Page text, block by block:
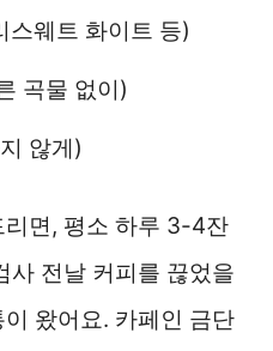
스웨트 화이트 등)
곡물 없이)
않게)
리면, 평소 하루 3-4잔
사 전날 커피를 끊었을
왔어요. 카페인 금단